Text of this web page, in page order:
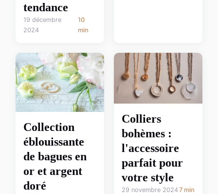
tendance
19 décembre
2024
10
min
Collection
éblouissante
de bagues en
or et argent
doré
Colliers
bohèmes :
l'accessoire
parfait pour
votre style
29 novembre 20247 min